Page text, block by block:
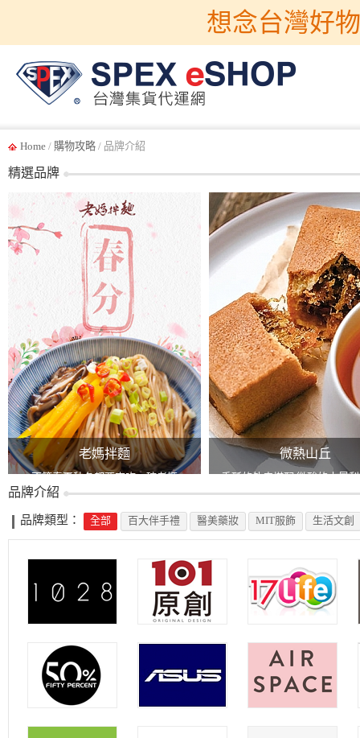
想念台灣好
Home / 購物攻略 / 品牌介紹
精選品牌
老媽拌麵
不管春夏秋冬都要來吃一碗老媽
微熱山丘
香酥的外皮搭配 微酸的土鳳
絕配!
品牌介紹
品牌類型： 全部 百大伴手禮 醫美藥妝 MIT服飾 生活文創